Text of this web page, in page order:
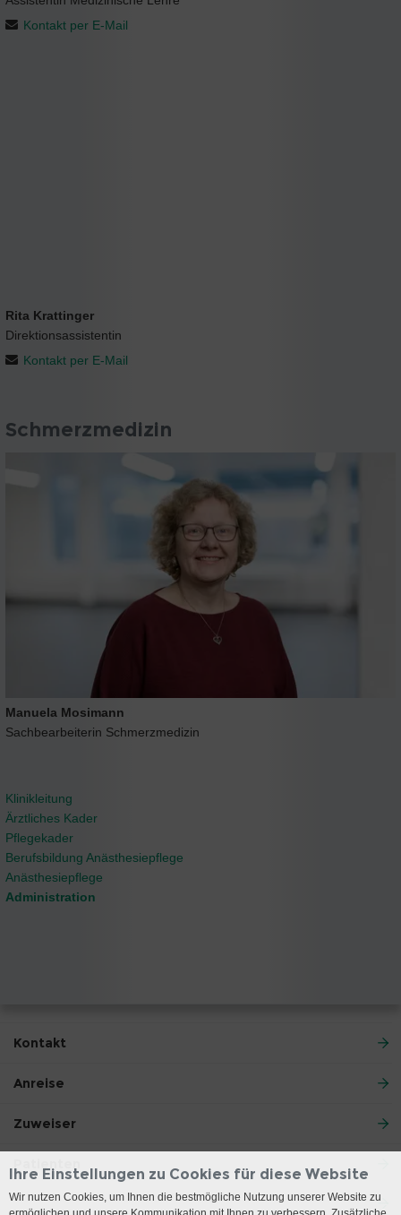
Kontakt per E-Mail
Rita Krattinger
Direktionsassistentin
Kontakt per E-Mail
Schmerzmedizin
Manuela Mosimann
Sachbearbeiterin Schmerzmedizin
Klinikleitung
Ärztliches Kader
Pflegekader
Berufsbildung Anästhesiepflege
Anästhesiepflege
Administration
Kontakt
Anreise
Zuweiser
Ihre Einstellungen zu Cookies für diese Website
Wir nutzen Cookies, um Ihnen die bestmögliche Nutzung unserer Website zu